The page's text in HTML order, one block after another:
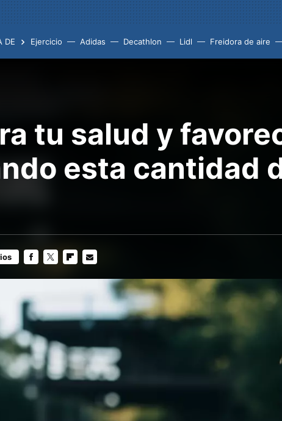
DE Ejercicio Adidas Decathlon Lidl Freidora de aire
tu salud y
esta cantidad